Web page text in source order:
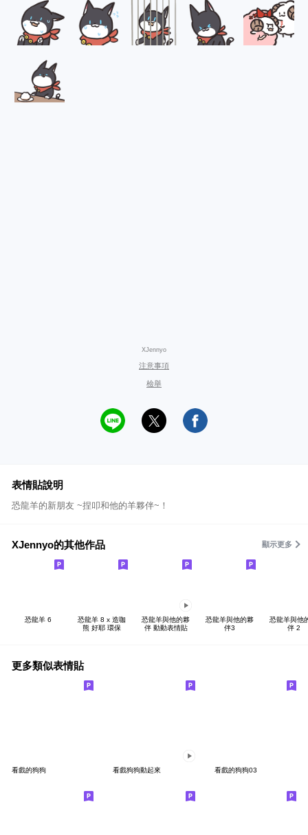
XJennyo
注意事項
檢舉
表情貼說明
恐龍羊的新朋友 ~捏叩和他的羊夥伴~！
XJennyo的其他作品 顯示更多
恐龍羊 6
恐龍羊 8 x 造咖
熊 好耶 環保
恐龍羊與他的夥
伴 動動表情貼
恐龍羊與他的夥
伴3
恐龍羊與他
伴 2
更多類似表情貼
看戲的狗狗 看戲狗狗動起來 看戲的狗狗03